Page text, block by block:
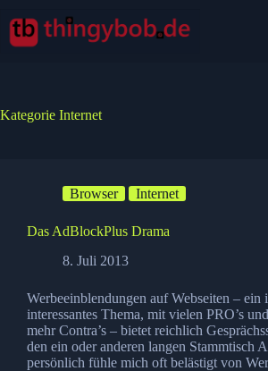
Inhalt
springen
Kategorie Internet
Browser Internet
Das AdBlockPlus Drama
8. Juli 2013
Werbeeinblendungen auf Webseiten – ein
interessantes Thema, mit vielen PRO’s
mehr Contra’s – bietet reichlich
den ein oder anderen langen Stammtisch
persönlich fühle mich oft belästigt von